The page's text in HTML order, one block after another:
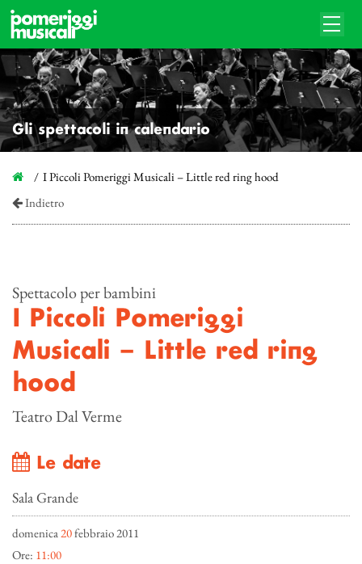
Gli spettacoli in calendario
I Piccoli Pomeriggi Musicali – Little red ring hood
Indietro
Spettacolo per bambini
I Piccoli Pomeriggi
Musicali – Little red ring
hood
Teatro Dal Verme
Le date
Sala Grande
domenica20febbraio 2011
Ore: 11:00